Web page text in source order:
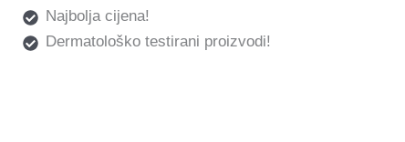
Najbolja cijena!
Dermatološko testirani proizvodi!